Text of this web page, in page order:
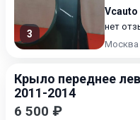
3
Vcauto
нет
Москва
Крыло переднее
2011-2014
6 500 ₽